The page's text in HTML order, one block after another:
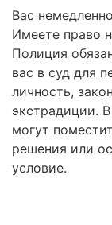
Вас
Имеете право
Полиция
вас в суд для
личность,
экстрадиции.
могут
решения или
условие.